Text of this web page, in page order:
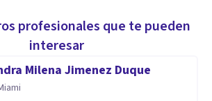
profesionales que te pueden
interesar
Milena Jimenez Duque